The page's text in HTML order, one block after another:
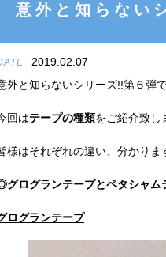
意外と知らない
2019.02.07
外と知らないシリーズ!!第６弾
回はテープの種類をご紹介致し
様はそれぞれの違い、分かりま
グログランテープとペタシャ
ログランテープ